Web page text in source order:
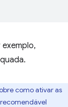
como ativar as